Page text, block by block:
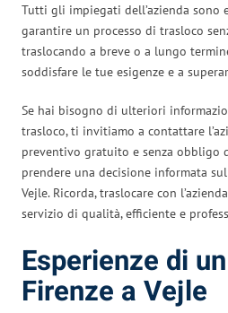
Tutti gli impiegati dell’azienda sono
garantire un processo di trasloco
traslocando a breve o a lungo
soddisfare le tue esigenze e a
Se hai bisogno di ulteriori
trasloco, ti invitiamo a contattare
preventivo gratuito e senza obbligo
prendere una decisione informata
Vejle. Ricorda, traslocare con
servizio di qualità, efficiente e
Esperienze di
Firenze a Vejle